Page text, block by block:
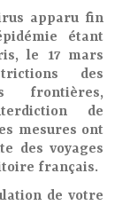
apparu fin
étant
le 17 mars
des
frontières,
de
mesures ont
des voyages
français.
de votre